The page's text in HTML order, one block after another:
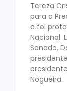
Tereza
para a
e foi
Nacional.
Senado,
Nogueira.